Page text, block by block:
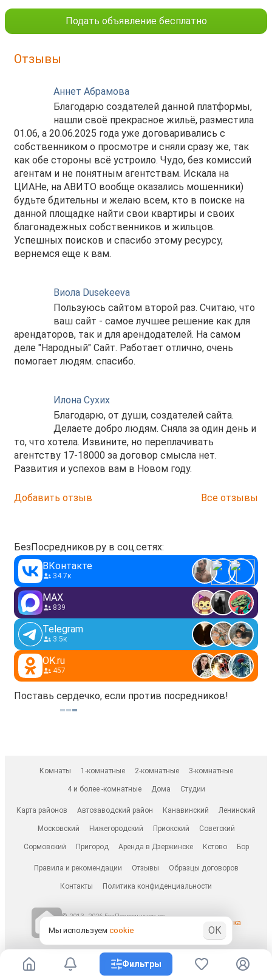
Подать объявление бесплатно
Отзывы
Аннет Абрамова
Благодарю создателей данной платформы,
нашли своё прекрасное жильё, разместила
01.06, а 20.06.2025 года уже договаривались с
собственником о просмотре и сняли сразу же, так
как обе стороны всё устроило. Чудо, без комиссий
агентам и не понятным агентствам. Искала на
ЦИАНе, на АВИТО вообще оказались мошенники)
будьте бдительны и желаю всем, кто в поиске на
данной площадке найти свои квартиры и своих
благонадежных собственников и жильцов.
Успешных поисков и спасибо этому ресурсу,
вернемся еще к вам.
Виола Dusekeeva
Пользуюсь сайтом второй раз. Считаю, что
ваш сайт - самое лучшее решение как для
арендаторов, так и для арендодателей. На самом
деле "Народный" Сайт. Работает отлично, очень
помогает людям. спасибо.
Илона Сухих
Благодарю, от души, создателей сайта.
Делаете добро людям. Сняла за один день и
то, что хотела. Извините, но переплачивать
агентству 17-18000 за договор смысла нет.
Развития и успехов вам в Новом году.
Добавить отзыв Все отзывы
БезПосредников.ру в соц.сетях:
ВКонтакте
34.7к
MAX
839
Telegram
3.5к
OK.ru
457
Поставь сердечко, если против посредников!
Комнаты 1-комнатные 2-комнатные 3-комнатные
4 и более -комнатные Дома Студии
Карта районов Автозаводский район Канавинский Ленинский
Московский Нижегородский Приокский Советский
Сормовский Пригород Аренда в Дзержинске Кстово Бор
Правила и рекомендации Отзывы Образцы договоров
Контакты Политика конфиденциальности
© 2013–2026 БезПосредников.ру
БесПосредника.ру / besposrednika.ru
Фильтры
Мы используем cookie ОК